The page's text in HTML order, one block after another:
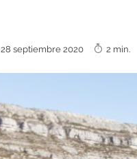
28 septiembre 2020 2 min.